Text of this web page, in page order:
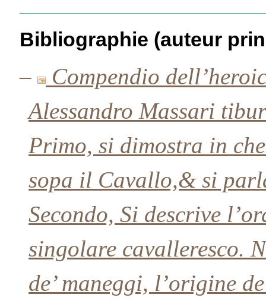
Bibliographie (auteur
–
Compendio
Alessandro Massari
Primo, si dimostra in
sopa il Cavallo,& si
Secondo, Si descrive
singolare cavalleresco.
de’ maneggi, l’origine